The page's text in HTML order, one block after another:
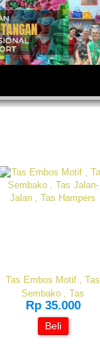
Tas Embos Motif , Tas
Sembako , Tas
Rp 35.000
Beli